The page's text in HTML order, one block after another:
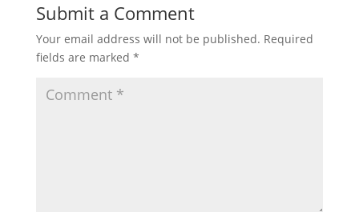
Submit a Comment
Your email address will not be published. Required
fields are marked *